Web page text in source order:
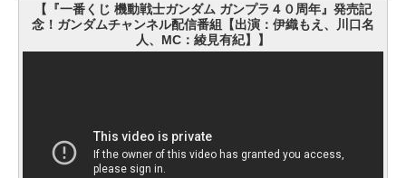
【『一番くじ 機動戦士ガンダム ガンプラ４０周年』発売記
念！ガンダムチャンネル配信番組【出演：伊織もえ、川口名
人、MC：綾見有紀】】